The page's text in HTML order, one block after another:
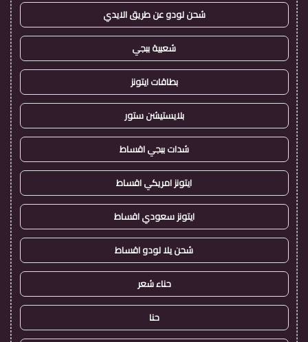
شحن لودو عن طريق الايدي
شعبية ببجي
بطاقات ايتونز
بلايستيشن ستور
شدات ببجي اقساط
ايتونز امريكي اقساط
ايتونز سعودي اقساط
شحن يلا لودو اقساط
حناء شعر
حنا